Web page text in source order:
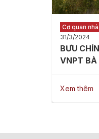
Cơ quan
31/3/2024
BƯU
VNPT BÀ
Xem thêm